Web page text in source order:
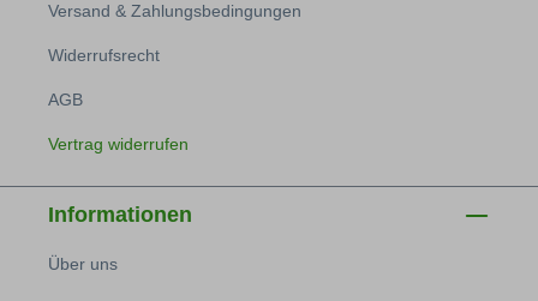
Versand & Zahlungsbedingungen
Widerrufsrecht
AGB
Vertrag widerrufen
Informationen
Über uns